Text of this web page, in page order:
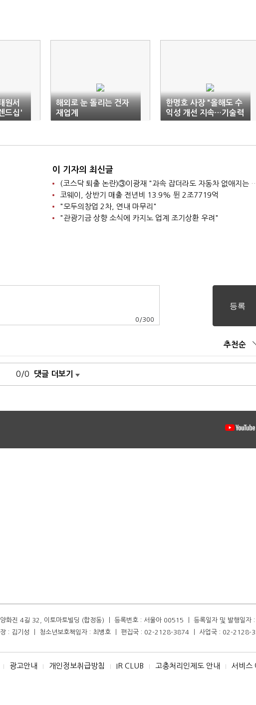
원서
드십'
해외로 눈 돌리는 건자
재업계
한명호 사장 "올해도 수
익성 개선 지속…기술력
·디자인 차별화"
이 기자의 최신글
(코스닥 퇴출 논란)③이광재 "과속 잡
코웨이, 상반기 매출 전년비 13.9% 뛴 2조7719억
"모두의창업 2차, 연내 마무리"
"관광기금 상향 소식에 카지노 업계 조기상환 우려"
0 /300
추천순
0/0 댓글 더보기
화진 4길 32, 이토마토빌딩 (합정동) ㅣ 등록번호 : 서울아 00515 ㅣ 등록일자 및 발행일
장 : 김기성 ㅣ 청소년보호책임자 : 최병호 ㅣ 편집국 : 02-2128-3874 ㅣ 사업국 : 02-2128-
I 광고안내 I 개인정보취급방침 I IR CLUB I 고충처리인제도 안내 I 서비스